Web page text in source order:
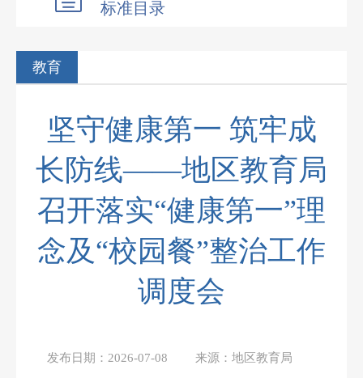
标准目录
教育
坚守健康第一 筑牢成
长防线——地区教育局
召开落实“健康第一”理
念及“校园餐”整治工作
调度会
发布日期： 2026-07-08 来源： 地区教育局